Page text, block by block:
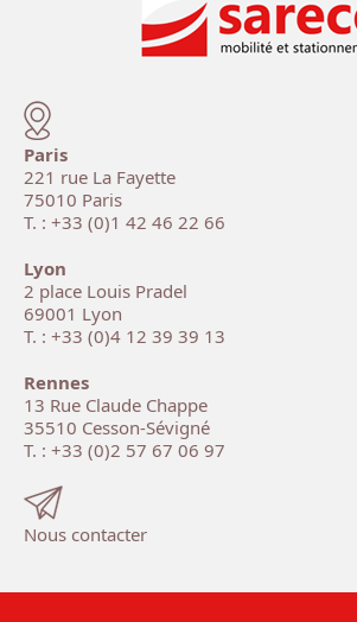
Paris
221 rue La Fayette
75010 Paris
T. : +33 (0)1 42 46 22 66
Lyon
2 place Louis Pradel
69001 Lyon
T. : +33 (0)4 12 39 39 13
Rennes
13 Rue Claude Chappe
35510 Cesson-Sévigné
T. : +33 (0)2 57 67 06 97
Nous contacter